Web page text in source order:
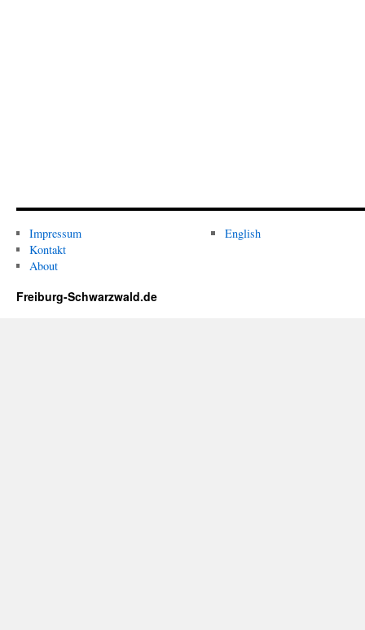
Impressum
Kontakt
About
English
Freiburg-Schwarzwald.de